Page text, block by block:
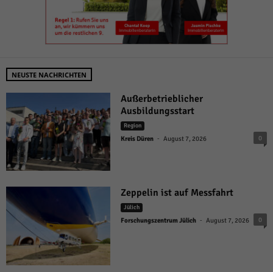
NEUSTE NACHRICHTEN
Außerbetrieblicher
Ausbildungsstart
Region
Kreis Düren - August 7, 2026 0
Zeppelin ist auf Messfahrt
Jülich
Forschungszentrum Jülich - August 7, 2026 0